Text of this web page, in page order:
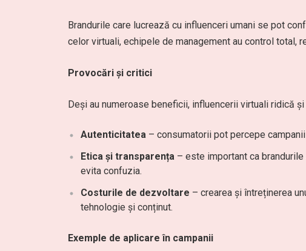
Brandurile care lucrează cu influenceri umani se pot
celor virtuali, echipele de management au control total,
Provocări și critici
Deși au numeroase beneficii, influencerii virtuali ridică
Autenticitatea – consumatorii pot percepe
Etica și transparența – este important ca
evita confuzia.
Costurile de dezvoltare – crearea și întreținerea
tehnologie și conținut.
Exemple de aplicare în campanii